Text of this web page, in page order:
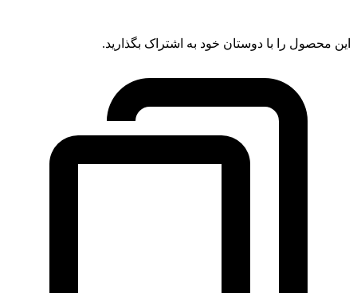
این محصول را با دوستان خود به اشتراک بگذارید.